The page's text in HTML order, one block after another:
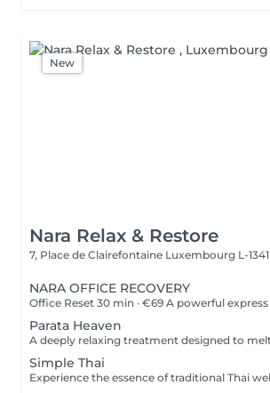
New
Nara Relax & Restore
7, Place de Clairefontaine Luxembourg L-1341
NARA OFFICE RECOVERY
Parata Heaven
Simple Thai